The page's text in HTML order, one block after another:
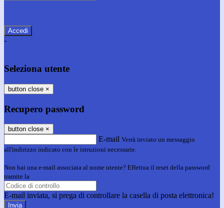
-
Seleziona utente
button close ×
Recupero password
button close ×
E-mail Verrà inviato un messaggio
all'indirizzo indicato con le istruzioni necessarie.
Non hai una e-mail associata al nome utente? Effettua il reset della password
tramite la
E-mail inviata, si prega di controllare la casella di posta elettronica!